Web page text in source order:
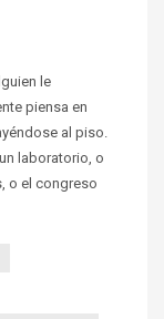
le
piensa en
al piso.
laboratorio, o
o el congreso